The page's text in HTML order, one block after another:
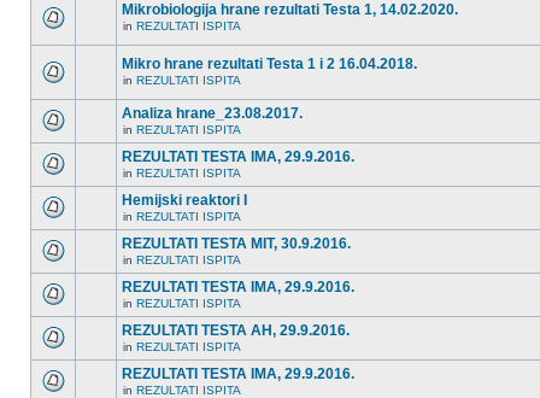
Mikrobiologija hrane rezultati Testa 1, 14.02.2020.
in REZULTATI ISPITA
Mikro hrane rezultati Testa 1 i 2 16.04.2018.
in REZULTATI ISPITA
Analiza hrane_23.08.2017.
in REZULTATI ISPITA
REZULTATI TESTA IMA, 29.9.2016.
in REZULTATI ISPITA
Hemijski reaktori I
in REZULTATI ISPITA
REZULTATI TESTA MIT, 30.9.2016.
in REZULTATI ISPITA
REZULTATI TESTA IMA, 29.9.2016.
in REZULTATI ISPITA
REZULTATI TESTA AH, 29.9.2016.
in REZULTATI ISPITA
REZULTATI TESTA IMA, 29.9.2016.
in REZULTATI ISPITA